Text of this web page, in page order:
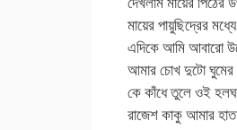
মায়ের পায়ুছিদ্রের
এদিকে আমি আবারো
আমার চোখ দুটো ঘুমের
কে কাঁধে তুলে ওই
রাজেশ কাকু আমার